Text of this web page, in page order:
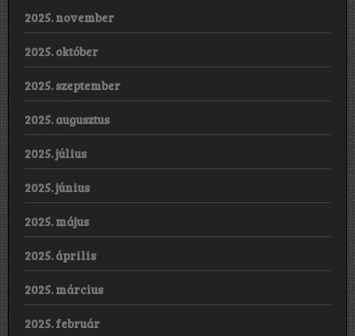
2025. november
2025. október
2025. szeptember
2025. augusztus
2025. július
2025. június
2025. május
2025. április
2025. március
2025. február